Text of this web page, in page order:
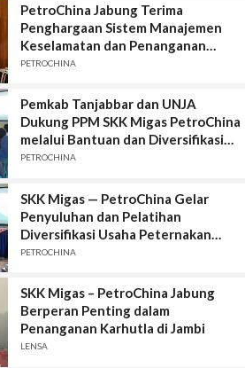
PetroChina Jabung Terima
Penghargaan Sistem Manajemen
Keselamatan dan Penanganan
HIV/AIDS
PETROCHINA
Pemkab Tanjabbar dan UNJA
Dukung PPM SKK Migas PetroChina
melalui Bantuan dan Diversifikasi
Usaha Peternakan Kambing di
PETROCHINA
SKK Migas — PetroChina Gelar
Penyuluhan dan Pelatihan
Diversifikasi Usaha Peternakan
Kambing di Desa Terjun Gajah
PETROCHINA
SKK Migas – PetroChina Jabung
Berperan Penting dalam
Penanganan Karhutla di Jambi
LENSA